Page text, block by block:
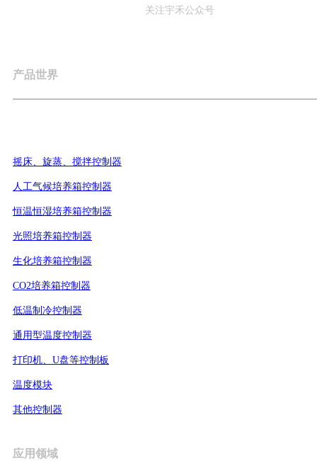
关注宇禾公众号
产品世界
摇床、旋蒸、搅拌控制器
人工气候培养箱控制器
恒温恒湿培养箱控制器
光照培养箱控制器
生化培养箱控制器
CO2培养箱控制器
低温制冷控制器
通用型温度控制器
打印机、U盘等控制板
温度模块
其他控制器
应用领域